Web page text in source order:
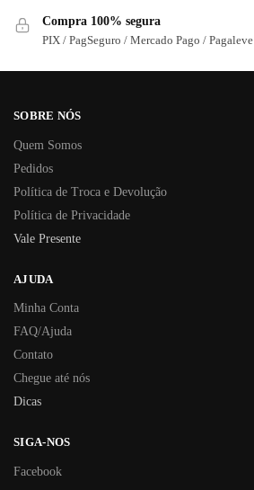
Compra 100% segura
PIX / PagSeguro / Mercado Pago / Pagaleve
SOBRE NÓS
Quem Somos
Pedidos
Política de Troca e Devolução
Política de Privacidade
Vale Presente
AJUDA
Minha Conta
FAQ/Ajuda
Contato
Chegue até nós
Dicas
SIGA-NOS
Facebook